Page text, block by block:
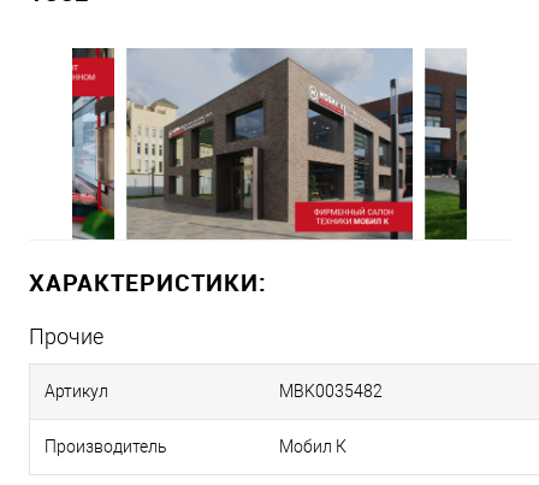
ХАРАКТЕРИСТИКИ:
Прочие
Артикул MBK0035482
Производитель Мобил К